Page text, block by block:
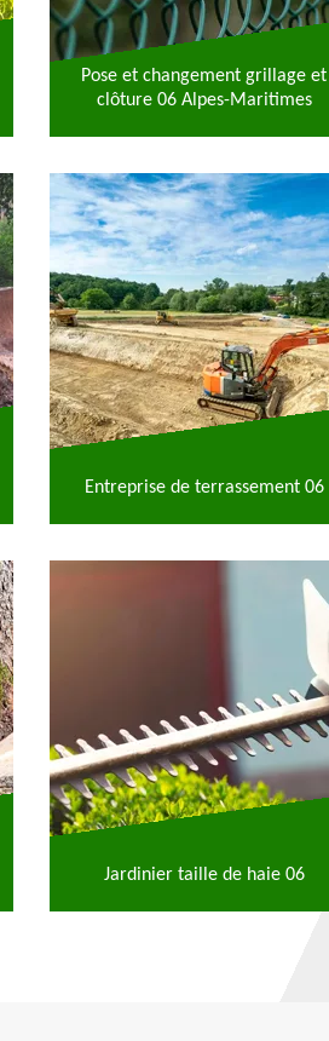
Pose et changement grillage et
clôture 06 Alpes-Maritimes
Entreprise de terrassement 06
Jardinier taille de haie 06